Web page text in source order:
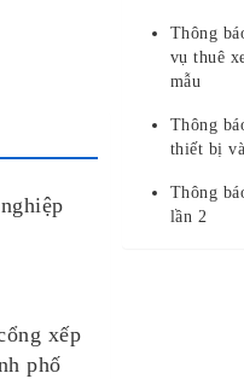
xếp
phố
Thông
vụ thuê
mẫu
Thông
thiết bị
Thông
lần 2